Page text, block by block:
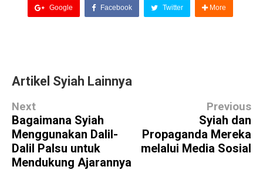
Google Facebook Twitter More
Artikel Syiah Lainnya
Next
Bagaimana Syiah
Menggunakan Dalil-
Dalil Palsu untuk
Mendukung Ajarannya
Previous
Syiah dan
Propaganda Mereka
melalui Media Sosial